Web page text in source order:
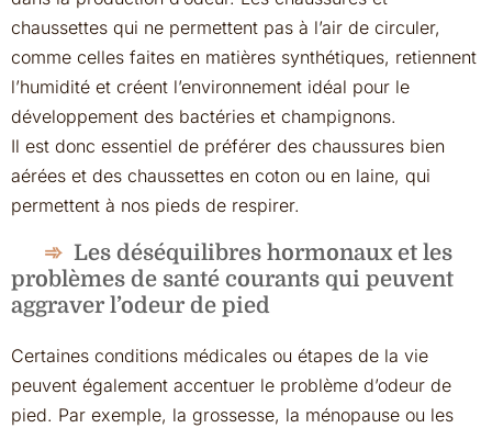
chaussettes qui ne permettent pas à l’air de circuler,
comme celles faites en matières synthétiques, retiennent
l’humidité et créent l’environnement idéal pour le
développement des bactéries et champignons.
Il est donc essentiel de préférer des chaussures bien
aérées et des chaussettes en coton ou en laine, qui
permettent à nos pieds de respirer.
Les déséquilibres hormonaux et les
problèmes de santé courants qui peuvent
aggraver l’odeur de pied
Certaines conditions médicales ou étapes de la vie
peuvent également accentuer le problème d’odeur de
pied. Par exemple, la grossesse, la ménopause ou les